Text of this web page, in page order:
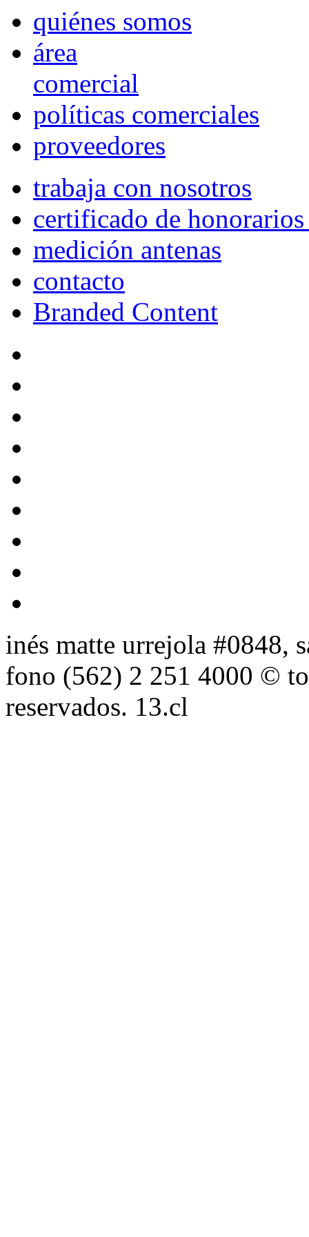
quiénes somos
área
comercial
políticas comerciales
proveedores
trabaja con nosotros
certificado de
medición antenas
contacto
Branded Content
inés matte urrejola #0848,
fono (562) 2 251 4000 ©
reservados. 13.cl